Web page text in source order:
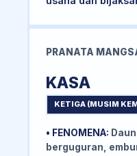
PRANATA
KASA
KETIGA (MUSIM
• FENOMENA:
berguguran,